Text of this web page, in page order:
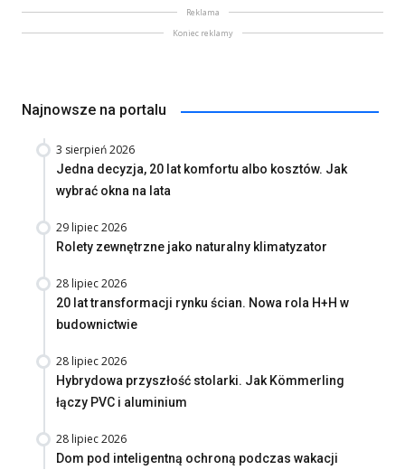
Reklama
Koniec reklamy
Najnowsze na portalu
3 sierpień 2026
Jedna decyzja, 20 lat komfortu albo kosztów. Jak
wybrać okna na lata
29 lipiec 2026
Rolety zewnętrzne jako naturalny klimatyzator
28 lipiec 2026
20 lat transformacji rynku ścian. Nowa rola H+H w
budownictwie
28 lipiec 2026
Hybrydowa przyszłość stolarki. Jak Kömmerling
łączy PVC i aluminium
28 lipiec 2026
Dom pod inteligentną ochroną podczas wakacji